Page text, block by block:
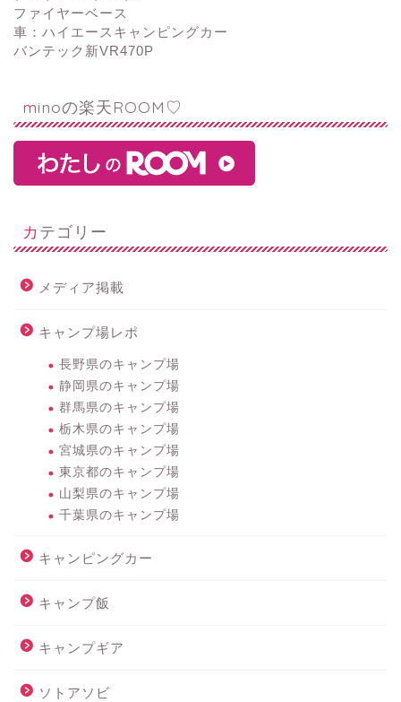
ファイヤーベース
車：ハイエースキャンピングカー
バンテック新VR470P
minoの楽天ROOM♡
カテゴリー
メディア掲載
キャンプ場レポ
長野県のキャンプ場
静岡県のキャンプ場
群馬県のキャンプ場
栃木県のキャンプ場
宮城県のキャンプ場
東京都のキャンプ場
山梨県のキャンプ場
千葉県のキャンプ場
キャンピングカー
キャンプ飯
キャンプギア
ソトアソビ